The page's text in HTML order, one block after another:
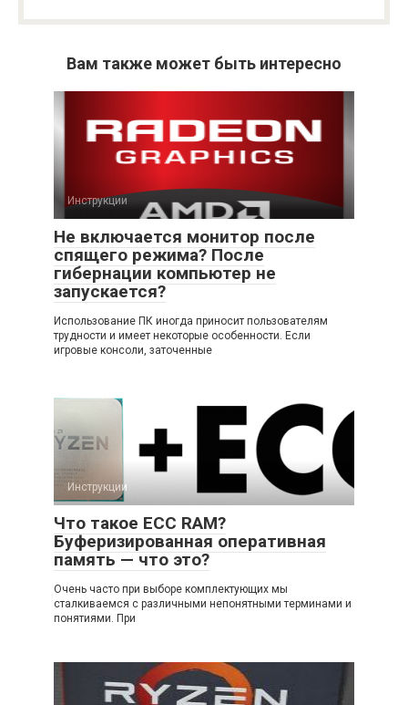
Вам также может быть интересно
Инструкции
Не включается монитор после
спящего режима? После
гибернации компьютер не
запускается?
Использование ПК иногда приносит пользователям
трудности и имеет некоторые особенности. Если
игровые консоли, заточенные
Инструкции
Что такое ECC RAM?
Буферизированная оперативная
память — что это?
Очень часто при выборе комплектующих мы
сталкиваемся с различными непонятными терминами и
понятиями. При